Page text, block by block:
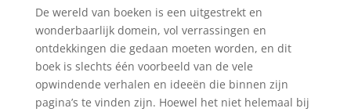
De wereld van boeken is een uitgestrekt en
wonderbaarlijk domein, vol verrassingen en
ontdekkingen die gedaan moeten worden, en dit
boek is slechts één voorbeeld van de vele
opwindende verhalen en ideeën die binnen zijn
pagina’s te vinden zijn. Hoewel het niet helemaal bij